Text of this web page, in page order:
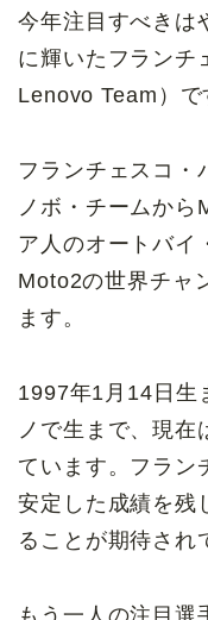
今年注目すべきは
に輝いたフランチ
Lenovo Team）で
フランチェスコ・
ノボ・チームから
ア人のオートバイ
Moto2の世界チャ
ます。
1997年1月14日生
ノで生まで、現在
ています。フラン
安定した成績を残
ることが期待され
もう一人の注目選